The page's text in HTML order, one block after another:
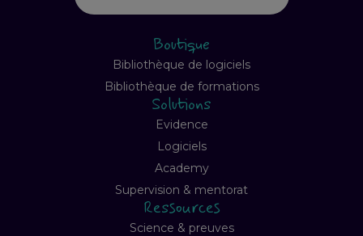
Boutique
Bibliothèque de logiciels
Bibliothèque de formations
Solutions
Evidence
Logiciels
Academy
Supervision & mentorat
Ressources
Science & preuves